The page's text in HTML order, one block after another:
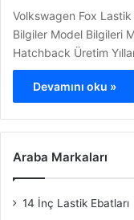
Volkswagen Fox Lastik
Bilgiler Model Bilgileri
Hatchback Üretim
Devamını oku »
Araba Markaları
14 İnç Lastik Ebatları